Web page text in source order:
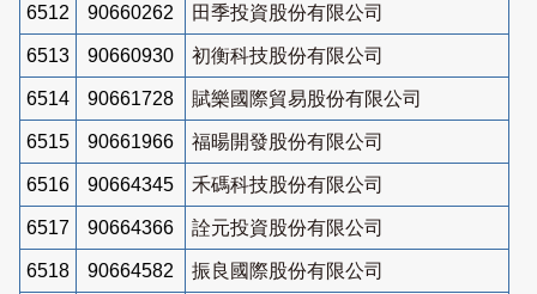
6512 90660262 田季投資股份有限公司
6513 90660930 初衡科技股份有限公司
6514 90661728 賦樂國際貿易股份有限公司
6515 90661966 福暘開發股份有限公司
6516 90664345 禾碼科技股份有限公司
6517 90664366 詮元投資股份有限公司
6518 90664582 振良國際股份有限公司